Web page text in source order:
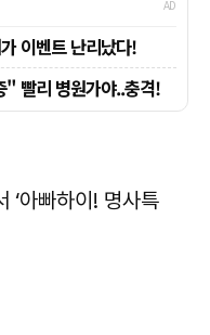
‘아빠하이! 명사특